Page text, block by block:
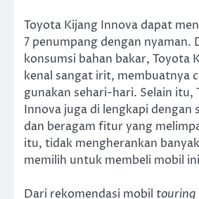
Toyota Kijang Innova dapat
7 penumpang dengan nyaman.
konsumsi bahan bakar, Toyota
kenal sangat irit, membuatnya
gunakan sehari-hari. Selain itu,
Innova juga di lengkapi dengan
dan beragam fitur yang
itu, tidak mengherankan
memilih untuk membeli mobil
Dari rekomendasi mobil touring